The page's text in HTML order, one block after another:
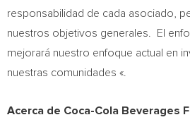
responsabilidad de cada asociado,
nuestros objetivos generales. El
mejorará nuestro enfoque actual en
nuestras comunidades «.
Acerca de Coca-Cola Beverages